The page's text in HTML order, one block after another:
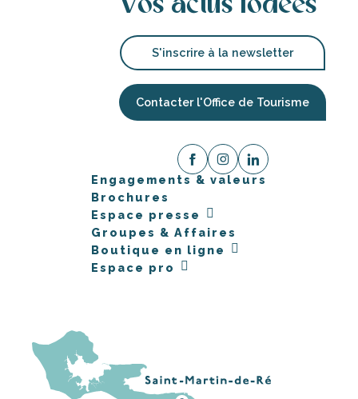
Vos actus iodées
S'inscrire à la newsletter
Contacter l'Office de Tourisme
Engagements & valeurs
Brochures
Espace presse
Groupes & Affaires
Boutique en ligne
Espace pro